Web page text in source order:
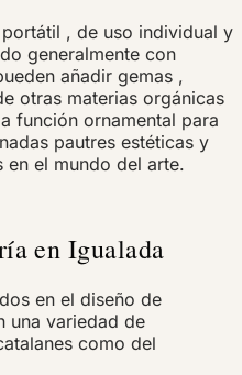
, de uso individual y
generalmente con
añadir gemas ,
otras materias orgánicas
función ornamental para
pautres estéticas y
en el mundo del arte.
en Igualada
en el diseño de
una variedad de
como del